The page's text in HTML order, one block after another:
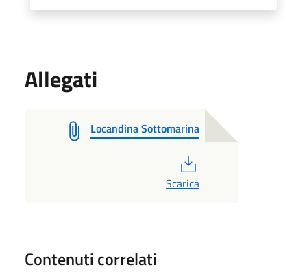
Allegati
Locandina Sottomarina
Scarica
Contenuti correlati